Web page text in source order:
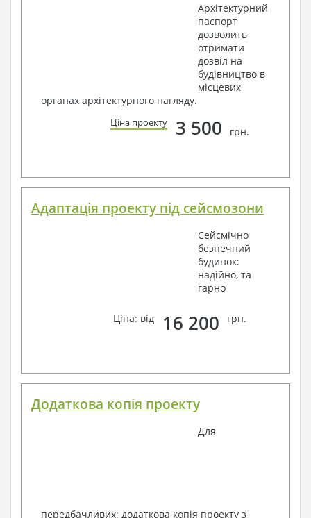
Архітектурний
паспорт
дозволить
отримати
дозвіл на
будівництво в
місцевих
органах архітектурного нагляду.
Ціна проекту 3 500 грн.
Адаптація проекту під сейсмозони
Сейсмічно
безпечний
будинок:
надійно, та
гарно
Ціна: від 16 200 грн.
Додаткова копія проекту
Для
передбачливих: додаткова копія проекту з